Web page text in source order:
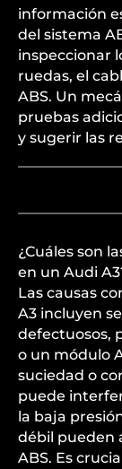
información
del sistema
inspeccionar
ruedas, el
ABS. Un
pruebas
y sugerir las
¿Cuáles son
en un Audi
Las causas
A3 incluyen
defectuosos,
o un módulo
suciedad o
puede
la baja
débil pueden
ABS. Es